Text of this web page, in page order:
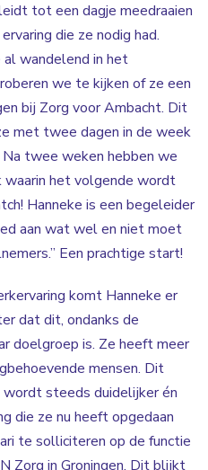
tot een dagje meedraaien
die ze nodig had.
wandelend in het
we te kijken of ze een
bij Zorg voor Ambacht. Dit
met twee dagen in de week
twee weken hebben we
het volgende wordt
Hanneke is een begeleider
aan wat wel en niet moet
Een prachtige start!
komt Hanneke er
dat dit, ondanks de
doelgroep is. Ze heeft meer
mensen. Dit
wordt steeds duidelijker én
die ze nu heeft opgedaan
te solliciteren op de functie
Zorg in Groningen. Dit blijkt